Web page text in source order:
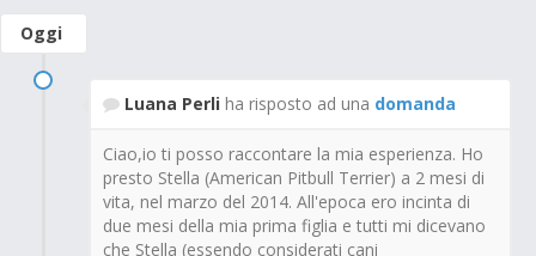
Oggi
Luana Perli ha risposto ad una domanda
Ciao,io ti posso raccontare la mia esperienza. Ho
presto Stella (American Pitbull Terrier) a 2 mesi di
vita, nel marzo del 2014. All'epoca ero incinta di
due mesi della mia prima figlia e tutti mi dicevano
che Stella (essendo considerati cani